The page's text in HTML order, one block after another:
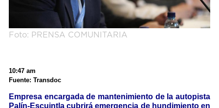
Foto: PRENSA COMUNITARIA
10:47 am
Fuente: Transdoc
Empresa encargada de mantenimiento de la autopista
Palín-Escuintla cubrirá emergencia de hundimiento en